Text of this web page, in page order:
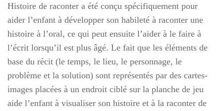
Histoire de raconter a été conçu spécifiquement pour
aider l’enfant à développer son habileté à raconter une
histoire à l’oral, ce qui peut ensuite l’aider à le faire à
l’écrit lorsqu’il est plus âgé. Le fait que les éléments de
base du récit (le temps, le lieu, le personnage, le
problème et la solution) sont représentés par des cartes-
images placées à un endroit ciblé sur la planche de jeu
aide l’enfant à visualiser son histoire et à la raconter de